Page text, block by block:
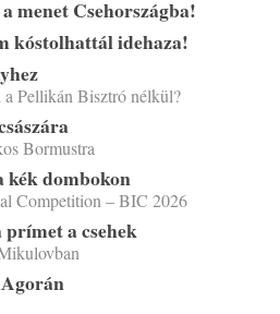
menet Csehországba!
kóstolhattál idehaza!
Pellikán Bisztró nélkül?
Bormustra
kék dombokon
Competition – BIC 2026
a csehek